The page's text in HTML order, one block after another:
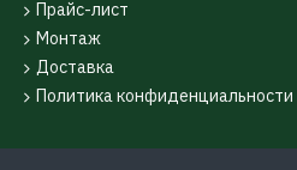
Прайс-лист
Монтаж
Доставка
Политика конфиденциальности